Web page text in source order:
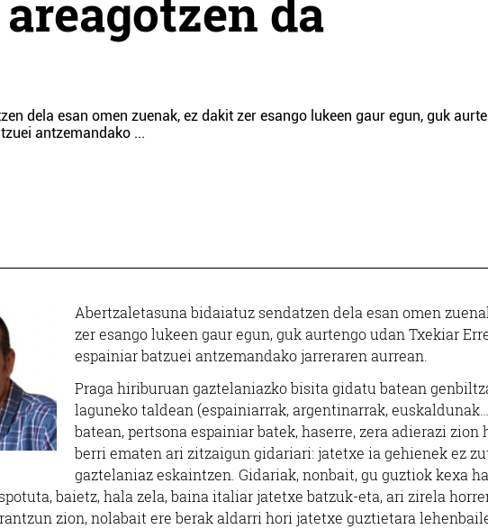
da
dela esan omen zuenak, ez dakit zer esango lukeen gaur egun, guk
antzemandako ...
Abertzaletasuna bidaiatuz sendatzen dela esan omen
zer esango lukeen gaur egun, guk aurtengo udan Txekiar
espainiar batzuei antzemandako jarreraren aurrean.
Praga hiriburuan gaztelaniazko bisita gidatu batean
laguneko taldean (espainiarrak, argentinarrak,
batean, pertsona espainiar batek, haserre, zera adierazi zion
berri ematen ari zitzaigun gidariari: jatetxe ia gehienek ez
gaztelaniaz eskaintzen. Gidariak, nonbait, gu guztiok kexa
baietz, hala zela, baina italiar jatetxe batzuk-eta, ari zirela
zion, nolabait ere berak aldarri hori jatetxe guztietara